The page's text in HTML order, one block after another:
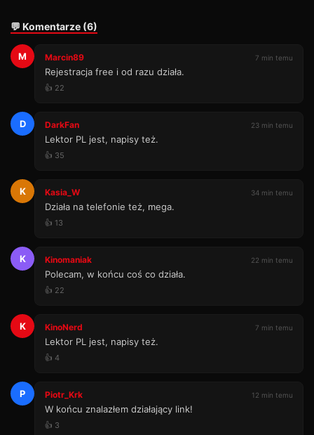
💬 Komentarze (6)
M Marcin89 7 min temu
Rejestracja free i od razu działa.
👍 22
D DarkFan 23 min temu
Lektor PL jest, napisy też.
👍 35
K Kasia_W 34 min temu
Działa na telefonie też, mega.
👍 13
K Kinomaniak 22 min temu
Polecam, w końcu coś co działa.
👍 22
K KinoNerd 7 min temu
Lektor PL jest, napisy też.
👍 4
P Piotr_Krk 12 min temu
W końcu znalazłem działający link!
👍 3